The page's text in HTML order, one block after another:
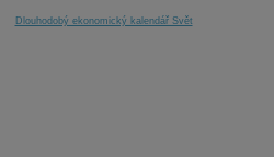
Dlouhodobý ekonomický kalendář Svět